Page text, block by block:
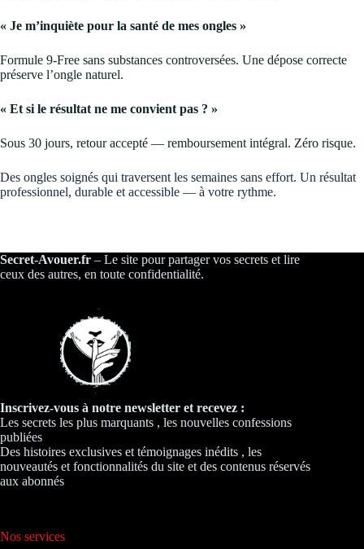
« Je m’inquiète pour la santé de mes ongles »
Formule 9-Free sans substances controversées. Une dépose correcte
préserve l’ongle naturel.
« Et si le résultat ne me convient pas ? »
Sous 30 jours, retour accepté — remboursement intégral. Zéro risque.
Des ongles soignés qui traversent les semaines sans effort. Un résultat
professionnel, durable et accessible — à votre rythme.
Secret-Avouer.fr – Le site pour partager vos secrets et lire
ceux des autres, en toute confidentialité.
Inscrivez-vous à notre newsletter et recevez :
Les secrets les plus marquants , les nouvelles confessions
publiées
Des histoires exclusives et témoignages inédits , les
nouveautés et fonctionnalités du site et des contenus réservés
aux abonnés
Nos services